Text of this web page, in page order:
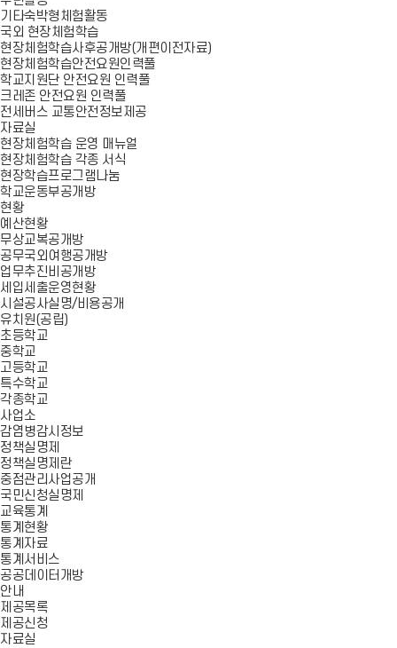
기타숙박형체험활동
국외 현장체험학습
현장체험학습사후공개방(개편이전자료)
현장체험학습안전요원인력풀
학교지원단 안전요원 인력풀
크레존 안전요원 인력풀
전세버스 교통안전정보제공
자료실
현장체험학습 운영 매뉴얼
현장체험학습 각종 서식
현장학습프로그램나눔
학교운동부공개방
현황
예산현황
무상교복공개방
공무국외여행공개방
업무추진비공개방
세입세출운영현황
시설공사실명/비용공개
유치원(공립)
초등학교
중학교
고등학교
특수학교
각종학교
사업소
감염병감시정보
정책실명제
정책실명제란
중점관리사업공개
국민신청실명제
교육통계
통계현황
통계자료
통계서비스
공공데이터개방
안내
제공목록
제공신청
자료실